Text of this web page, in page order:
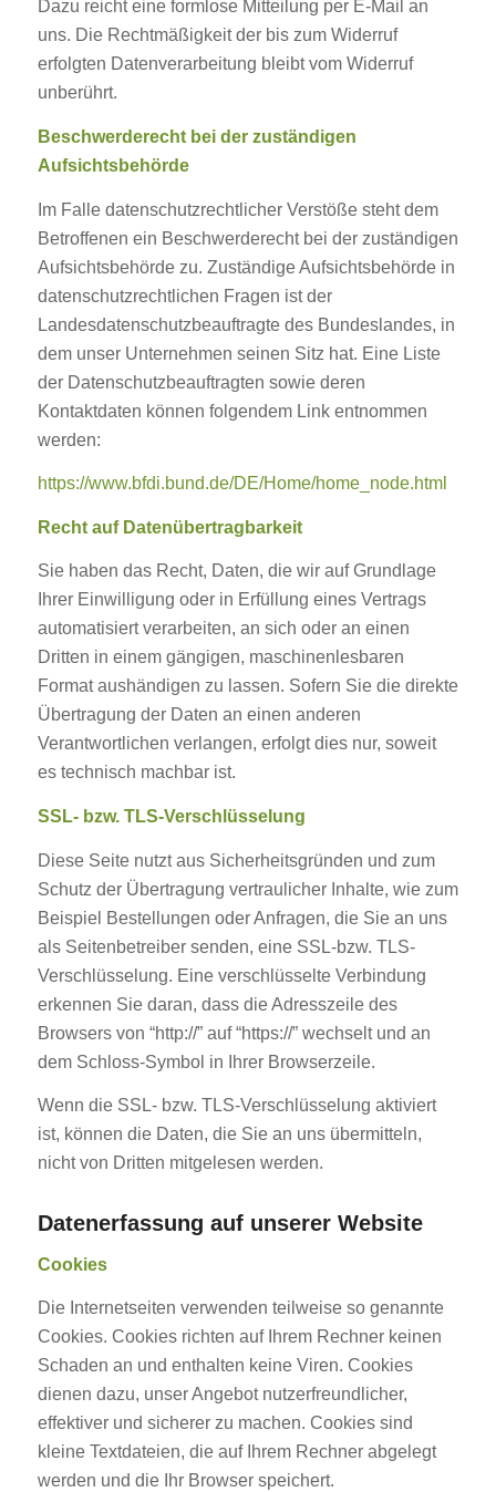
Dazu reicht eine formlose Mitteilung per E-Mail an
uns. Die Rechtmäßigkeit der bis zum Widerruf
erfolgten Datenverarbeitung bleibt vom Widerruf
unberührt.
Beschwerderecht bei der zuständigen
Aufsichtsbehörde
Im Falle datenschutzrechtlicher Verstöße steht dem
Betroffenen ein Beschwerderecht bei der zuständigen
Aufsichtsbehörde zu. Zuständige Aufsichtsbehörde in
datenschutzrechtlichen Fragen ist der
Landesdatenschutzbeauftragte des Bundeslandes, in
dem unser Unternehmen seinen Sitz hat. Eine Liste
der Datenschutzbeauftragten sowie deren
Kontaktdaten können folgendem Link entnommen
werden:
https://www.bfdi.bund.de/DE/Home/home_node.html
Recht auf Datenübertragbarkeit
Sie haben das Recht, Daten, die wir auf Grundlage
Ihrer Einwilligung oder in Erfüllung eines Vertrags
automatisiert verarbeiten, an sich oder an einen
Dritten in einem gängigen, maschinenlesbaren
Format aushändigen zu lassen. Sofern Sie die direkte
Übertragung der Daten an einen anderen
Verantwortlichen verlangen, erfolgt dies nur, soweit
es technisch machbar ist.
SSL- bzw. TLS-Verschlüsselung
Diese Seite nutzt aus Sicherheitsgründen und zum
Schutz der Übertragung vertraulicher Inhalte, wie zum
Beispiel Bestellungen oder Anfragen, die Sie an uns
als Seitenbetreiber senden, eine SSL-bzw. TLS-
Verschlüsselung. Eine verschlüsselte Verbindung
erkennen Sie daran, dass die Adresszeile des
Browsers von “http://” auf “https://” wechselt und an
dem Schloss-Symbol in Ihrer Browserzeile.
Wenn die SSL- bzw. TLS-Verschlüsselung aktiviert
ist, können die Daten, die Sie an uns übermitteln,
nicht von Dritten mitgelesen werden.
Datenerfassung auf unserer Website
Cookies
Die Internetseiten verwenden teilweise so genannte
Cookies. Cookies richten auf Ihrem Rechner keinen
Schaden an und enthalten keine Viren. Cookies
dienen dazu, unser Angebot nutzerfreundlicher,
effektiver und sicherer zu machen. Cookies sind
kleine Textdateien, die auf Ihrem Rechner abgelegt
werden und die Ihr Browser speichert.